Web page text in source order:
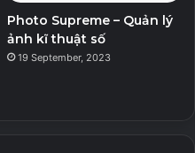
Photo Supreme – Quản lý
ảnh kĩ thuật số
19 September, 2023